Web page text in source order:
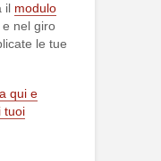
il modulo
e nel giro
le tue
qui e
tuoi